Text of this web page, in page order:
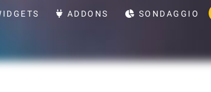
ADDONS SONDAGGIO